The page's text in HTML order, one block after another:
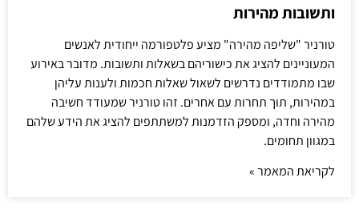
ותשובות מהירות
טורניר "שליפה מהירה" מציע פלטפורמה ייחודית לאנשים
המעוניינים להציג את כישוריהם בשאלות ותשובות. מדובר באירוע
שבו מתמודדים נדרשים לשאול שאלות חכמות ולענות עליהן
במהירות, תוך תחרות עם אחרים. זהו טורניר שמעודד חשיבה
מהירה וחדה, ומספק הזדמנות למשתתפים להציג את הידע שלהם
במגוון תחומים.
לקריאת המאמר »